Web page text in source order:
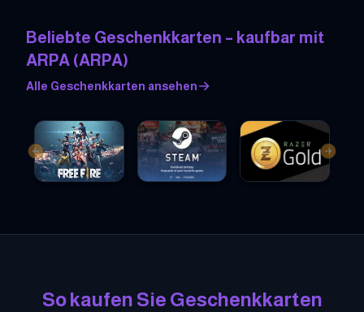
Beliebte Geschenkkarten – kaufbar mit
ARPA (ARPA)
Alle Geschenkkarten ansehen
Previous slide Next
So kaufen Sie Geschenkkarten